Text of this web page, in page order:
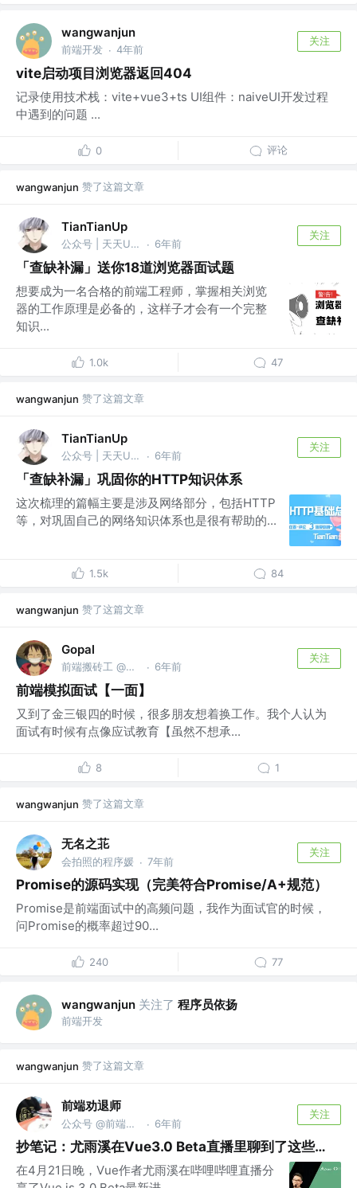
wangwanjun
前端开发 · 4年前
关注
vite启动项目浏览器返回404
记录使用技术栈：vite+vue3+ts UI组件：naiveUI开发过程
中遇到的问题 ...
0 评论
wangwanjun 赞了这篇文章
TianTianUp
公众号 | 天天Up @腾讯 · 6年前
关注
「查缺补漏」送你18道浏览器面试题
想要成为一名合格的前端工程师，掌握相关浏览
器的工作原理是必备的，这样子才会有一个完整
知识...
1.0k 47
wangwanjun 赞了这篇文章
TianTianUp
公众号 | 天天Up @腾讯 · 6年前
关注
「查缺补漏」巩固你的HTTP知识体系
这次梳理的篇幅主要是涉及网络部分，包括HTTP
等，对巩固自己的网络知识体系也是很有帮助的...
1.5k 84
wangwanjun 赞了这篇文章
Gopal
前端搬砖工 @富途 · 6年前
关注
前端模拟面试【一面】
又到了金三银四的时候，很多朋友想着换工作。我个人认为
面试有时候有点像应试教育【虽然不想承...
8 1
wangwanjun 赞了这篇文章
无名之苝
会拍照的程序媛 · 7年前
关注
Promise的源码实现（完美符合Promise/A+规范）
Promise是前端面试中的高频问题，我作为面试官的时候，
问Promise的概率超过90...
240 77
wangwanjun 关注了 程序员依扬
前端开发
wangwanjun 赞了这篇文章
前端劝退师
公众号 @前端劝退师 · 6年前
关注
抄笔记：尤雨溪在Vue3.0 Beta直播里聊到了这些…
在4月21日晚，Vue作者尤雨溪在哔哩哔哩直播分